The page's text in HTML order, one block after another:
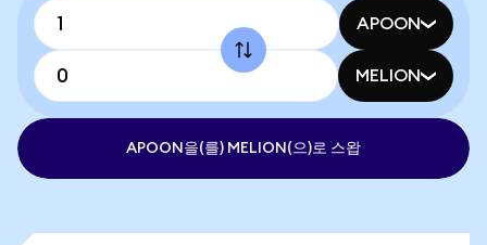
APOON
MELION
APOON을(를) MELION(으)로 스왑